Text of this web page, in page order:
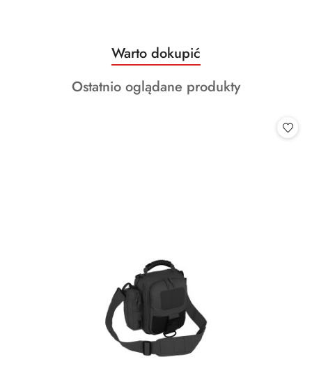
Pomiń karuzelę produktów
Produkty
o
statusie:
Warto dokupić
Produkty
Ostatnio oglądane produkty